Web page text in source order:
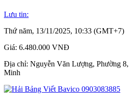
Lưu tin:
Thứ năm, 13/11/2025, 10:33 (GMT+7)
Giá: 6.480.000 VNĐ
Địa chỉ: Nguyễn Văn Lượng, Phường
Minh